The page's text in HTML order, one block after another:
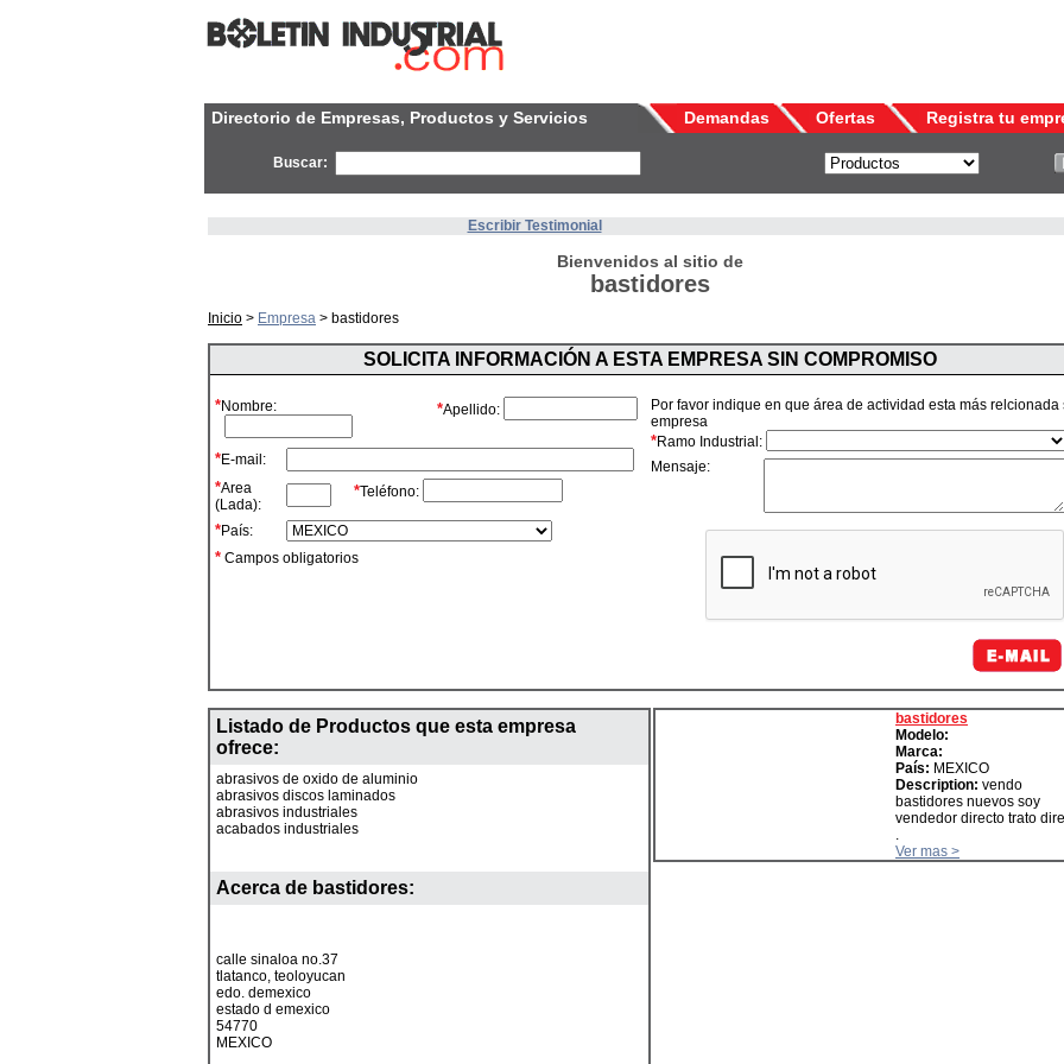
Directorio de Empresas, Productos y Servicios Demandas Ofertas Registra tu
Buscar:
Escribir Testimonial
Bienvenidos al sitio de
bastidores
Inicio > Empresa > bastidores
SOLICITA INFORMACIÓN A ESTA EMPRESA SIN COMPROMISO
*Nombre: *Apellido:
*E-mail:
*Area
(Lada):
*Teléfono:
*País:
* Campos obligatorios
Por favor indique en que área de actividad esta más relcionada
empresa
*Ramo Industrial:
Mensaje:
Listado de Productos que esta empresa
ofrece:
abrasivos de oxido de aluminio
abrasivos discos laminados
abrasivos industriales
acabados industriales
Acerca de bastidores:
calle sinaloa no.37
tlatanco, teoloyucan
edo. demexico
estado d emexico
54770
MEXICO
bastidores
Modelo:
Marca:
País: MEXICO
Description: vendo
bastidores nuevos soy
vendedor directo trato
.
Ver mas >